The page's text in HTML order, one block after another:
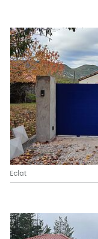
Eclat